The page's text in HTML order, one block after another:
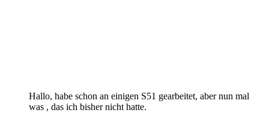
Hallo, habe schon an einigen S51 gearbeitet, aber nun mal
was , das ich bisher nicht hatte.